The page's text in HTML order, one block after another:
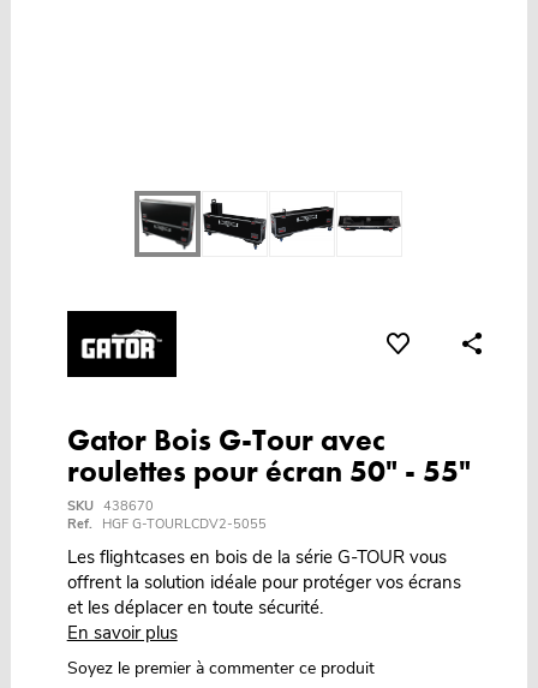
Gator Bois G-Tour avec
roulettes pour écran 50" - 55"
SKU 438670
Ref.
HGF G-TOURLCDV2-5055
Les flightcases en bois de la série G-TOUR vous
offrent la solution idéale pour protéger vos écrans
et les déplacer en toute sécurité.
En savoir plus
Soyez le premier à commenter ce produit